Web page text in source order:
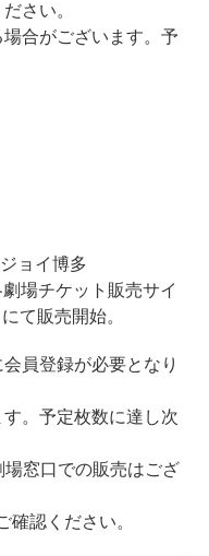
さい。
合がございます。予
ョイ博多
場チケット販売サイ
て販売開始。
員登録が必要となり
。予定枚数に達し次
窓口での販売はござ
認ください。